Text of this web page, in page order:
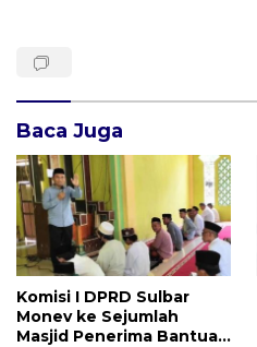
Baca Juga
Komisi I DPRD Sulbar
Monev ke Sejumlah
Masjid Penerima Bantuan